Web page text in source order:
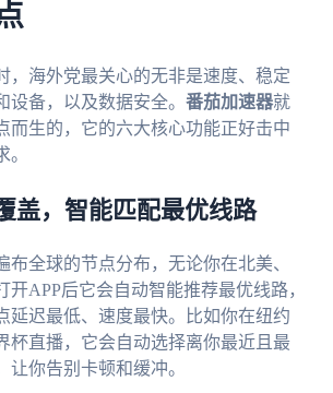
，海外党最关心的无非是速度、稳定
设备，以及数据安全。 番茄加速器就
而生的，它的六大核心功能正好击中
盖，智能匹配最优线路
布全球的节点分布，无论你在北美、
开APP后它会自动智能推荐最优线路，
延迟最低、速度最快。比如你在纽约
杯直播，它会自动选择离你最近且最
让你告别卡顿和缓冲。